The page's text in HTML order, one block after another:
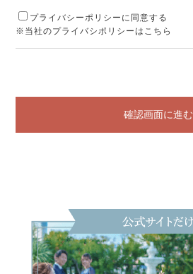
プライバシーポリシーに同意する
※当社のプライバシポリシーはこちら
確認画面に進む